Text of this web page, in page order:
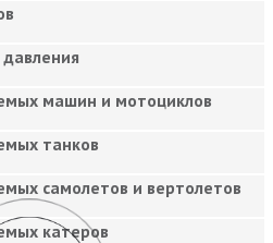
машин и мотоциклов
танков
самолетов и вертолетов
катеров